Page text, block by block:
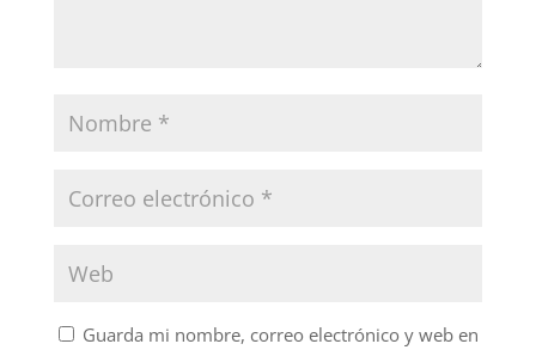
Guarda mi nombre, correo electrónico y web en